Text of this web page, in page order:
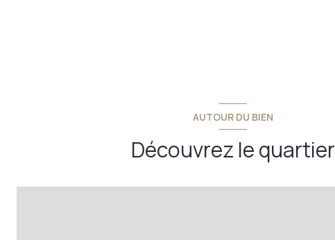
AUTOUR DU BIEN
Découvrez le quartier